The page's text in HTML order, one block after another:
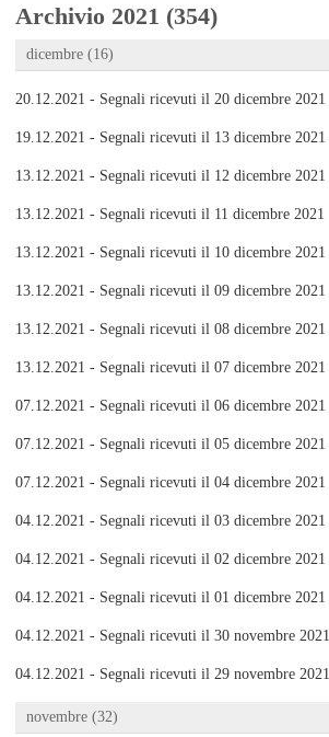
Archivio 2021 (354)
dicembre (16)
20.12.2021 - Segnali ricevuti il 20 dicembre 2021
19.12.2021 - Segnali ricevuti il 13 dicembre 2021
13.12.2021 - Segnali ricevuti il 12 dicembre 2021
13.12.2021 - Segnali ricevuti il 11 dicembre 2021
13.12.2021 - Segnali ricevuti il 10 dicembre 2021
13.12.2021 - Segnali ricevuti il 09 dicembre 2021
13.12.2021 - Segnali ricevuti il 08 dicembre 2021
13.12.2021 - Segnali ricevuti il 07 dicembre 2021
07.12.2021 - Segnali ricevuti il 06 dicembre 2021
07.12.2021 - Segnali ricevuti il 05 dicembre 2021
07.12.2021 - Segnali ricevuti il 04 dicembre 2021
04.12.2021 - Segnali ricevuti il 03 dicembre 2021
04.12.2021 - Segnali ricevuti il 02 dicembre 2021
04.12.2021 - Segnali ricevuti il 01 dicembre 2021
04.12.2021 - Segnali ricevuti il 30 novembre 2021
04.12.2021 - Segnali ricevuti il 29 novembre 2021
novembre (32)